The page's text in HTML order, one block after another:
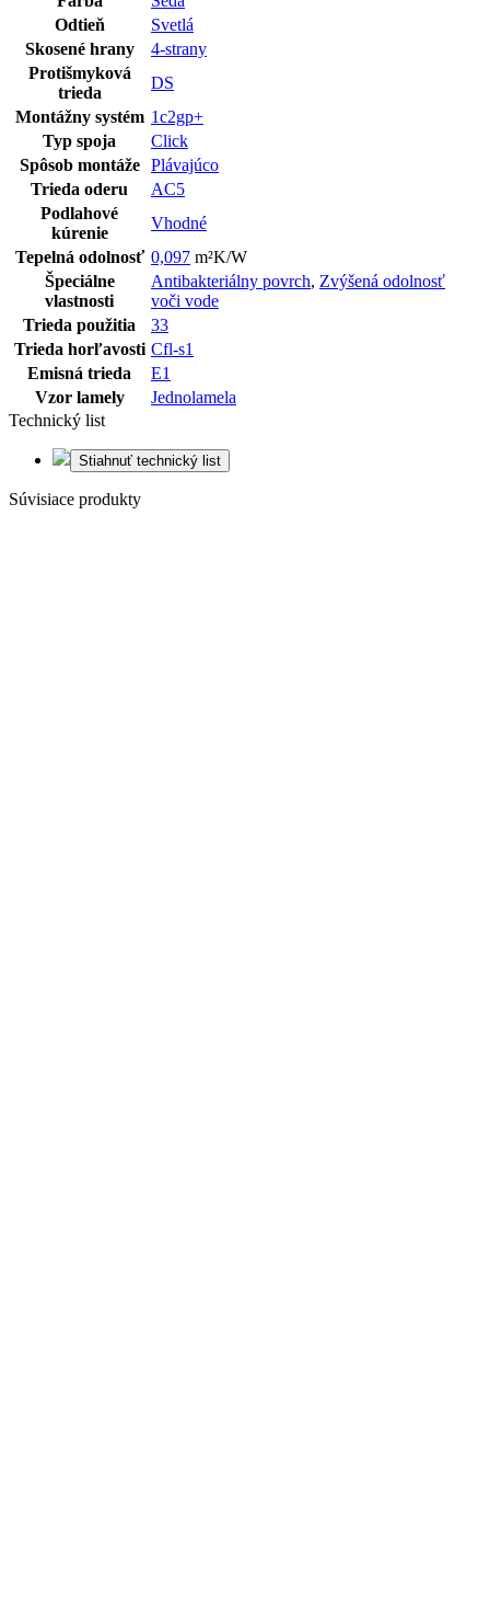
Odtieň
Svetlá
Skosené hrany
4-strany
Protišmyková
trieda
DS
Montážny systém 1c2gp+
Typ spoja
Click
Spôsob montáže
Plávajúco
Trieda oderu
AC5
Podlahové
kúrenie
Vhodné
Tepelná odolnosť 0,097 m²K/W
Špeciálne
vlastnosti
Antibakteriálny povrch, Zvýšená odolnosť
voči vode
Trieda použitia
33
Trieda horľavosti Cfl-s1
Emisná trieda
E1
Vzor lamely
Jednolamela
Technický list
Stiahnuť technický list
Súvisiace produkty